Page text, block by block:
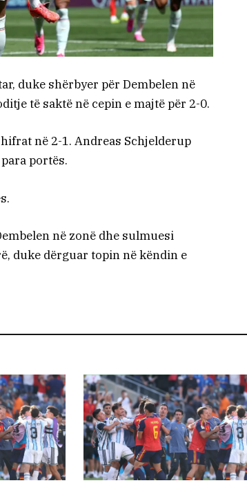
duke shërbyer për Dembelen në
të saktë në cepin e majtë për 2-0.
në 2-1. Andreas Schjelderup
portës.
në zonë dhe sulmuesi
duke dërguar topin në këndin e